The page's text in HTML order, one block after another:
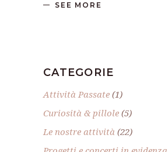
SEE MORE
CATEGORIE
Attività Passate (1)
Curiosità & pillole (5)
Le nostre attività (22)